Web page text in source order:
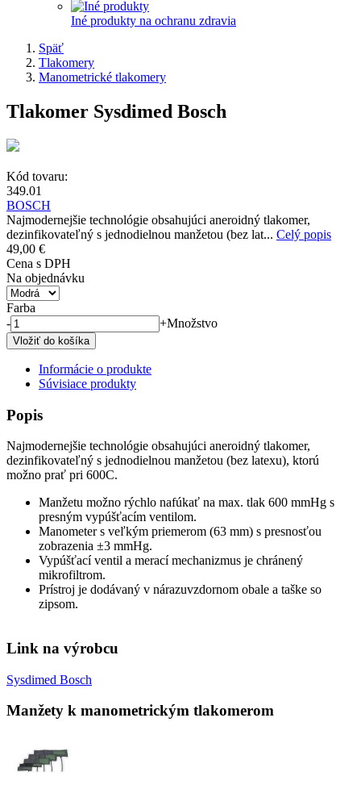
Iné produkty na ochranu zdravia
Späť
Tlakomery
Manometrické tlakomery
Tlakomer Sysdimed Bosch
Kód tovaru:
349.01
BOSCH
Najmodernejšie technológie obsahujúci aneroidný tlakomer,
dezinfikovateľný s jednodielnou manžetou (bez lat... Celý popis
49,00 €
Cena s DPH
Na objednávku
Farba
-
+Množstvo
Informácie o produkte
Súvisiace produkty
Popis
Najmodernejšie technológie obsahujúci aneroidný tlakomer,
dezinfikovateľný s jednodielnou manžetou (bez latexu), ktorú
možno prať pri 600C.
Manžetu možno rýchlo nafúkať na max. tlak 600 mmHg s
presným vypúšťacím ventilom.
Manometer s veľkým priemerom (63 mm) s presnosťou
zobrazenia ±3 mmHg.
Vypúšťací ventil a merací mechanizmus je chránený
mikrofiltrom.
Prístroj je dodávaný v nárazuvzdornom obale a taške so
zipsom.
Link na výrobcu
Sysdimed Bosch
Manžety k manometrickým tlakomerom